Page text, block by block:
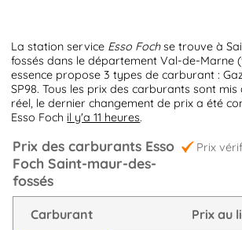
La station service Esso Fochse trouve à
fossés dans le département Val-de-Marne
essence propose 3 types de carburant :
SP98. Tous les prix des carburants sont
réel, le dernier changement de prix a été
Esso Foch il y'a 11 heures.
Prix
Prix des carburants Esso
Foch Saint-maur-des-
fossés
Carburant Prix au